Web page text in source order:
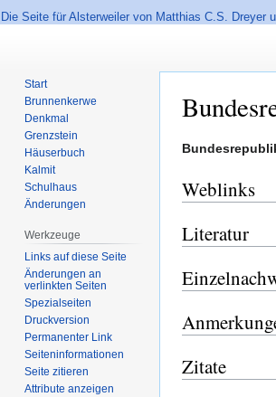
Die Seite für Alsterweiler von Matthias C.S. Dreyer
Zur
springen
Zur
springen
Weblinks
Literatur
Zitate
Start
Brunnenkerwe
Denkmal
Grenzstein
Häuserbuch
Kalmit
Schulhaus
Änderungen
Werkzeuge
Links auf diese Seite
Änderungen an
verlinkten Seiten
Spezialseiten
Druckversion
Permanenter Link
Seiten­informationen
Seite zitieren
Attribute anzeigen